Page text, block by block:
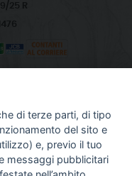
25 R
di terze parti, di tipo
del sito e
e, previo il tuo
messaggi pubblicitari